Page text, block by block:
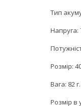
Тип
Напруга:
Розмір:
Вага: 82 г.
Розмір в